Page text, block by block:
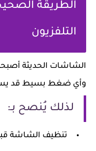
الطريقة
التلفزيون
الشاشات الحديثة
وأي ضغط بسيط قد
لذلك يُنصح بـ:
تنظيف الشاشة